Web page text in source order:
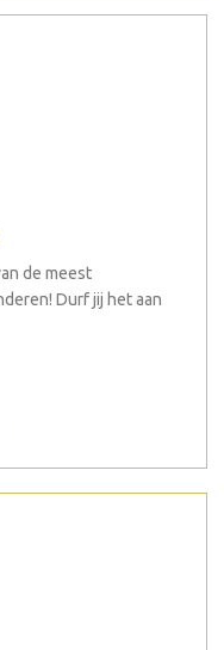
de meest
Durf jij het aan